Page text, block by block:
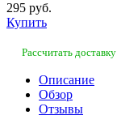
295 руб.
Купить
Рассчитать доставку
Описание
Обзор
Отзывы